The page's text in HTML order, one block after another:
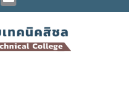
Channel
Email